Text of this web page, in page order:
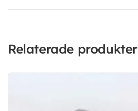
Relaterade produkter